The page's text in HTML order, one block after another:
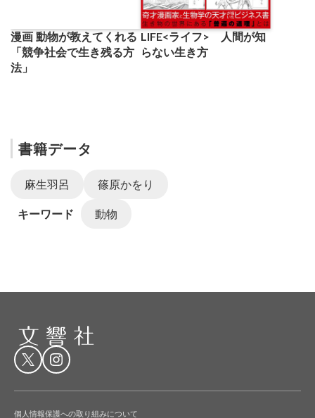
漫画 動物が教えてくれる
「競争社会で生き残る方
法」
LIFE<ライフ> 人間が知
らない生き方
書籍データ
麻生羽呂 篠原かをり
キーワード 動物
個人情報保護への取り組みについて